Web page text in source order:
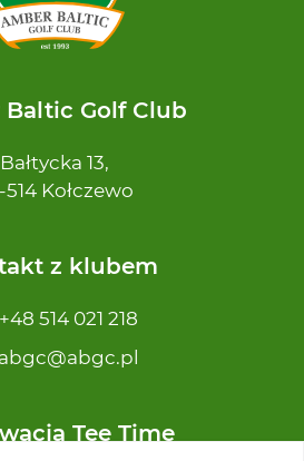
Golf Club
Bałtycka 13,
514 Kołczewo
z klubem
+48 514 021 218
abgc@abgc.pl
Tee Time